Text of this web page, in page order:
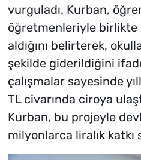
vurguladı. Kurban,
öğretmenleriyle birlikte
aldığını belirterek,
şekilde giderildiğini
çalışmalar sayesinde
TL civarında ciroya
Kurban, bu projeyle
milyonlarca liralık katkı